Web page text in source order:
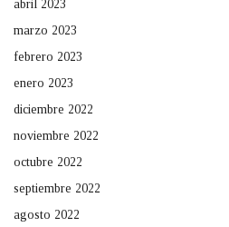
abril 2023
marzo 2023
febrero 2023
enero 2023
diciembre 2022
noviembre 2022
octubre 2022
septiembre 2022
agosto 2022